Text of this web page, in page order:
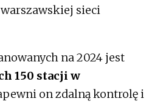
sieci
na 2024 jest
150 stacji w
on zdalną kontrolę i